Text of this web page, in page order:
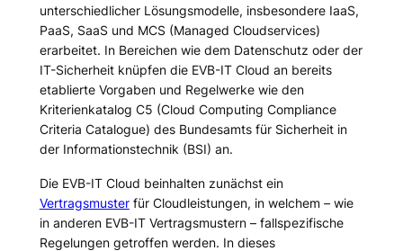
unterschiedlicher Lösungsmodelle, insbesondere IaaS,
PaaS, SaaS und MCS (Managed Cloudservices)
erarbeitet. In Bereichen wie dem Datenschutz oder der
IT-Sicherheit knüpfen die EVB-IT Cloud an bereits
etablierte Vorgaben und Regelwerke wie den
Kriterienkatalog C5 (Cloud Computing Compliance
Criteria Catalogue) des Bundesamts für Sicherheit in
der Informationstechnik (BSI) an.
Die EVB-IT Cloud beinhalten zunächst ein
Vertragsmusterfür Cloudleistungen, in welchem – wie
in anderen EVB-IT Vertragsmustern – fallspezifische
Regelungen getroffen werden. In dieses